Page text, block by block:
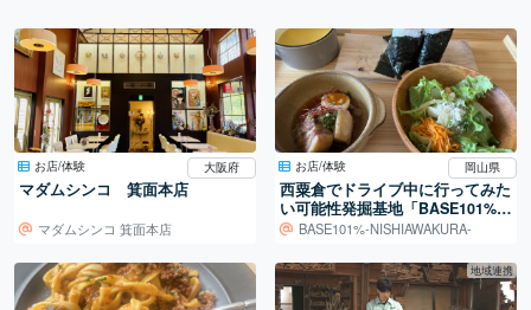
お店/体験 大阪府
マダムシンコ 箕面本店
マダムシンコ 箕面本店
お店/体験 岡山県
西粟倉でドライブ中に行ってみた
い可能性発掘基地「BASE101%」
でランチ
BASE101%-NISHIAWAKURA-
地域連携